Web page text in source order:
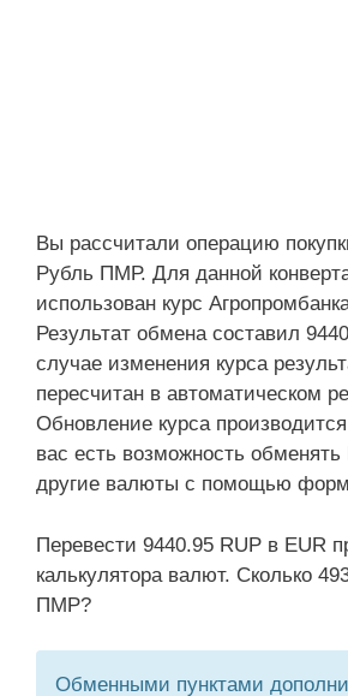
Вы рассчитали операцию
Рубль ПМР. Для данной
использован курс
Результат обмена составил
случае изменения курса
пересчитан в автоматическом
Обновление курса
вас есть возможность
другие валюты с помощью
Перевести 9440.95 RUP в EUR
калькулятора валют. Сколько
ПМР?
Обменными пунктами